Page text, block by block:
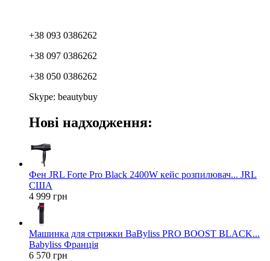
+38 093 0386262
+38 097 0386262
+38 050 0386262
Skype: beautybuy
Нові надходження:
Фен JRL Forte Pro Black 2400W кейс розпилювач... JRL
США
4 999 грн
Машинка для стрижки BaByliss PRO BOOST BLACK...
Babyliss Франція
6 570 грн